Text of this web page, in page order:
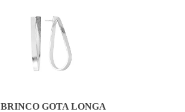
BRINCO GOTA LONGA